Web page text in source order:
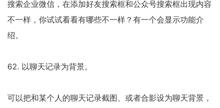
搜索企业微信，在添加好友搜索框和公众号搜索框出现内容
不一样，你试试看看有哪些不一样？有一个会显示功能介
绍。
62. 以聊天记录为背景。
可以把和某个人的聊天记录截图、或者合影设为聊天背景，